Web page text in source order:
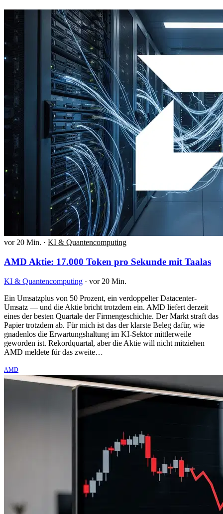
vor 20 Min. · KI & Quantencomputing
AMD Aktie: 17.000 Token pro Sekunde mit Taalas
KI & Quantencomputing · vor 20 Min.
Ein Umsatzplus von 50 Prozent, ein verdoppelter Datacenter-
Umsatz — und die Aktie bricht trotzdem ein. AMD liefert derzeit
eines der besten Quartale der Firmengeschichte. Der Markt straft das
Papier trotzdem ab. Für mich ist das der klarste Beleg dafür, wie
gnadenlos die Erwartungshaltung im KI-Sektor mittlerweile
geworden ist. Rekordquartal, aber die Aktie will nicht mitziehen
AMD meldete für das zweite…
AMD